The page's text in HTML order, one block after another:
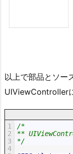
以上で部品とソー
UIViewController
1
2
3
4
/*
**
*/